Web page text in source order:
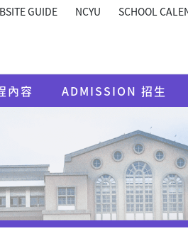
GUIDE NCYU SCHOOL
內容 ADMISSION 招生